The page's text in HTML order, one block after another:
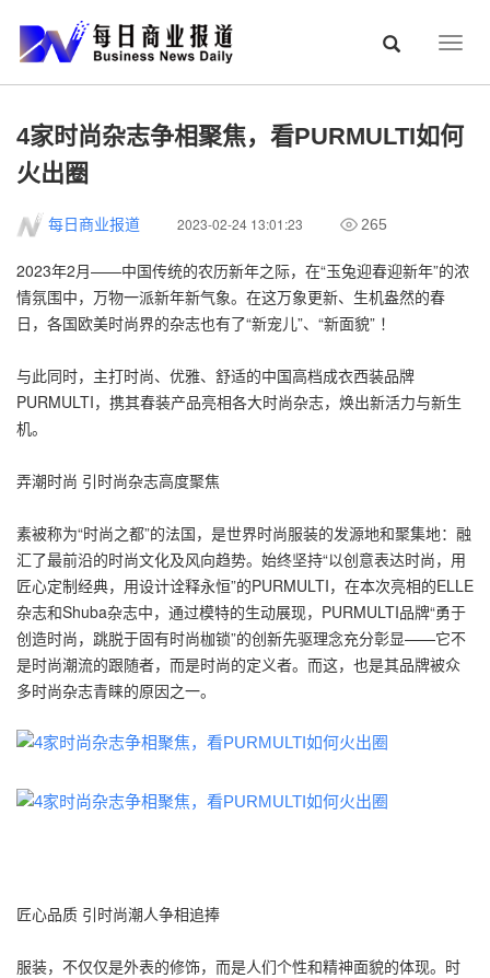
4家时尚杂志争相聚焦，看PURMULTI如何
火出圈
每日商业报道 2023-02-24 13:01:23 265
2023年2月——中国传统的农历新年之际，在“玉兔迎春迎新年”的浓
情氛围中，万物一派新年新气象。在这万象更新、生机盎然的春
日，各国欧美时尚界的杂志也有了“新宠儿”、“新面貌” ！
与此同时，主打时尚、优雅、舒适的中国高档成衣西装品牌
PURMULTI，携其春装产品亮相各大时尚杂志，焕出新活力与新生
机。
弄潮时尚 引时尚杂志高度聚焦
素被称为“时尚之都”的法国，是世界时尚服装的发源地和聚集地：融
汇了最前沿的时尚文化及风向趋势。始终坚持“以创意表达时尚，用
匠心定制经典，用设计诠释永恒”的PURMULTI，在本次亮相的ELLE
杂志和Shuba杂志中，通过模特的生动展现，PURMULTI品牌“勇于
创造时尚，跳脱于固有时尚枷锁”的创新先驱理念充分彰显——它不
是时尚潮流的跟随者，而是时尚的定义者。而这，也是其品牌被众
多时尚杂志青睐的原因之一。
匠心品质 引时尚潮人争相追捧
服装，不仅仅是外表的修饰，而是人们个性和精神面貌的体现。时